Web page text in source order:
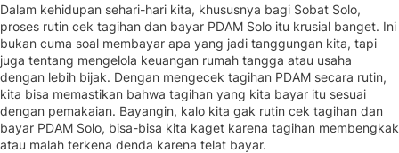
Dalam kehidupan sehari-hari kita, khususnya bagi Sobat Solo,
proses rutin cek tagihan dan bayar PDAM Solo itu krusial banget. Ini
bukan cuma soal membayar apa yang jadi tanggungan kita, tapi
juga tentang mengelola keuangan rumah tangga atau usaha
dengan lebih bijak. Dengan mengecek tagihan PDAM secara rutin,
kita bisa memastikan bahwa tagihan yang kita bayar itu sesuai
dengan pemakaian. Bayangin, kalo kita gak rutin cek tagihan dan
bayar PDAM Solo, bisa-bisa kita kaget karena tagihan membengkak
atau malah terkena denda karena telat bayar.